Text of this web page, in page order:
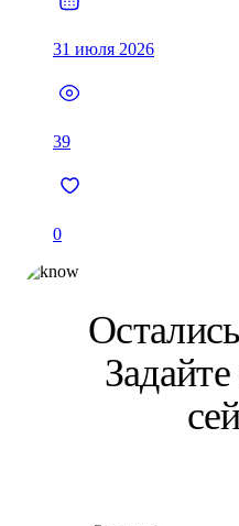
31 июля 2026
39
0